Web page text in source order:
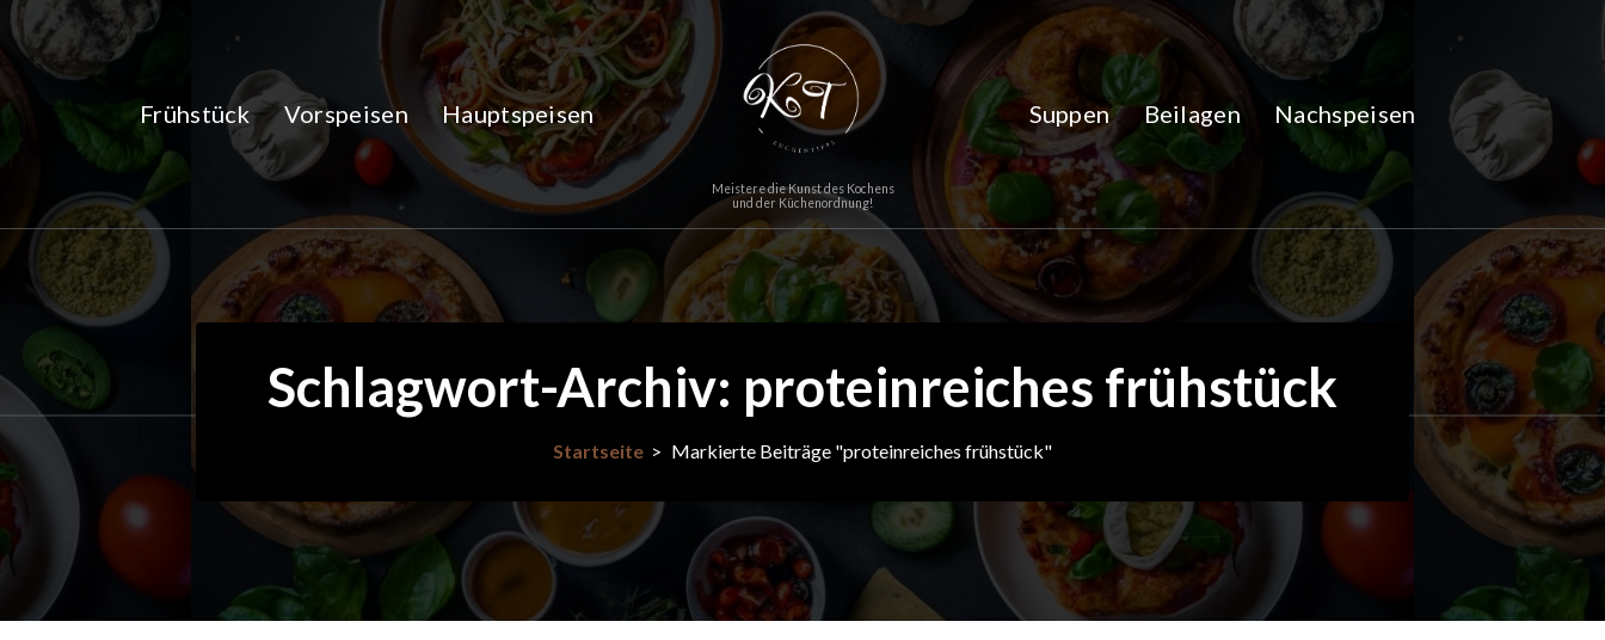
Zum
Inhalt
springen
Frühstück Vorspeisen Hauptspeisen
Meistere die Kunst des Kochens
und der Küchenordnung!
Suppen Beilagen Nachspeisen
Schlagwort-Archiv: proteinreiches frühstück
Startseite> Markierte Beiträge "proteinreiches frühstück"